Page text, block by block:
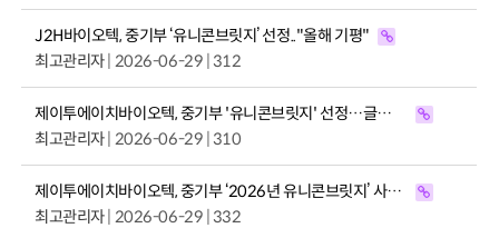
J2H바이오텍, 중기부 ‘유니콘브릿지’ 선정.."올해 기평"
최고관리자| 2026-06-29 | 312
제이투에이치바이오텍, 중기부 '유니콘브릿지' 선정…글로벌 도약 발판 마련
최고관리자| 2026-06-29 | 310
제이투에이치바이오텍, 중기부 ‘2026년 유니콘브릿지’ 사업 선정
최고관리자| 2026-06-29 | 332